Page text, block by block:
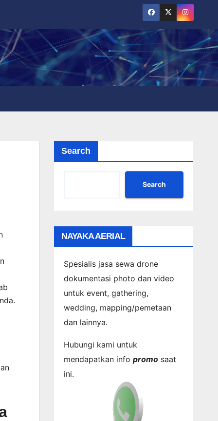
Search
Search
NAYAKA AERIAL
Spesialis jasa sewa drone
dokumentasi photo dan video
untuk event, gathering,
wedding, mapping/pemetaan
dan lainnya.
Hubungi kami untuk
mendapatkan info promosaat
ini.